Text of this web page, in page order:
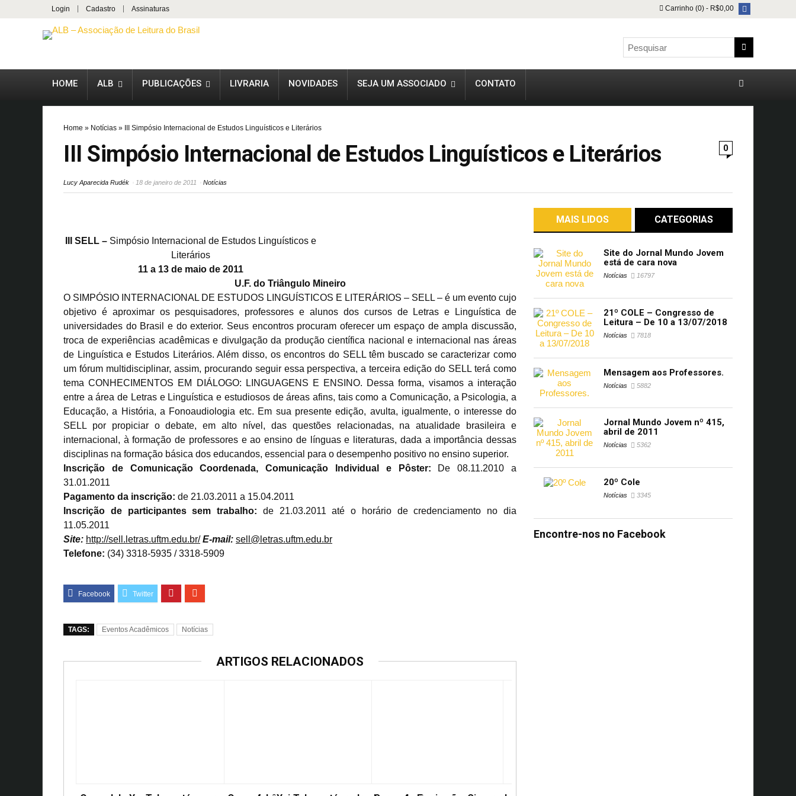
Login Cadastro Assinaturas Carrinho (0) - R$0,00
HOME ALB PUBLICAÇÕES LIVRARIA NOVIDADES SEJA UM ASSOCIADO CONTATO
Home » Notícias » III Simpósio Internacional de Estudos Linguísticos e Literários
0
III Simpósio Internacional de Estudos Linguísticos e Literários
Lucy Aparecida Rudék 18 de janeiro de 2011 Notícias
III SELL –Simpósio Internacional de Estudos Linguísticos e
Literários
11 a 13 de maio de 2011
U.F. do Triângulo Mineiro
O SIMPÓSIO INTERNACIONAL DE ESTUDOS LINGUÍSTICOS E LITERÁRIOS – SELL – é um evento cujo
objetivo é aproximar os pesquisadores, professores e alunos dos cursos de Letras e Linguística de
universidades do Brasil e do exterior. Seus encontros procuram oferecer um espaço de ampla discussão,
troca de experiências acadêmicas e divulgação da produção científica nacional e internacional nas áreas
de Linguística e Estudos Literários. Além disso, os encontros do SELL têm buscado se caracterizar como
um fórum multidisciplinar, assim, procurando seguir essa perspectiva, a terceira edição do SELL terá como
tema CONHECIMENTOS EM DIÁLOGO: LINGUAGENS E ENSINO. Dessa forma, visamos a interação
entre a área de Letras e Linguística e estudiosos de áreas afins, tais como a Comunicação, a Psicologia, a
Educação, a História, a Fonoaudiologia etc. Em sua presente edição, avulta, igualmente, o interesse do
SELL por propiciar o debate, em alto nível, das questões relacionadas, na atualidade brasileira e
internacional, à formação de professores e ao ensino de línguas e literaturas, dada a importância dessas
disciplinas na formação básica dos educandos, essencial para o desempenho positivo no ensino superior.
Inscrição de Comunicação Coordenada, Comunicação Individual e Pôster: De 08.11.2010 a
31.01.2011
Pagamento da inscrição: de 21.03.2011 a 15.04.2011
Inscrição de participantes sem trabalho: de 21.03.2011 até o horário de credenciamento no dia
11.05.2011
Site: http://sell.letras.uftm.edu.br/ E-mail: sell@letras.uftm.edu.br
Telefone: (34) 3318-5935 / 3318-5909
TAGS: Eventos Acadêmicos Notícias
ARTIGOS RELACIONADOS
MAIS LIDOS CATEGORIAS
Site do Jornal Mundo Jovem
está de cara nova
Notícias 16797
21º COLE – Congresso de
Leitura – De 10 a 13/07/2018
Notícias 7818
Mensagem aos Professores.
Notícias 5882
Jornal Mundo Jovem nº 415,
abril de 2011
Notícias 5362
20º Cole
Notícias 3345
Encontre-nos no Facebook